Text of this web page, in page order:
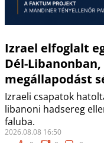
Izrael elfoglalt
Dél-Libanonban,
megállapodást
Izraeli csapatok
libanoni hadsereg
faluba.
2026.08.08 16:50